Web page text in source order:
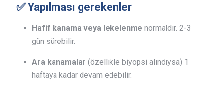
✅ Yapılması gerekenler
Hafif kanama veya lekelenme normaldir. 2-3
gün sürebilir.
Ara kanamalar (özellikle biyopsi alındıysa) 1
haftaya kadar devam edebilir.